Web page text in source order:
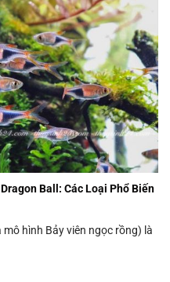
Ball: Các Loại Phổ Biến
hình Bảy viên ngọc rồng) là